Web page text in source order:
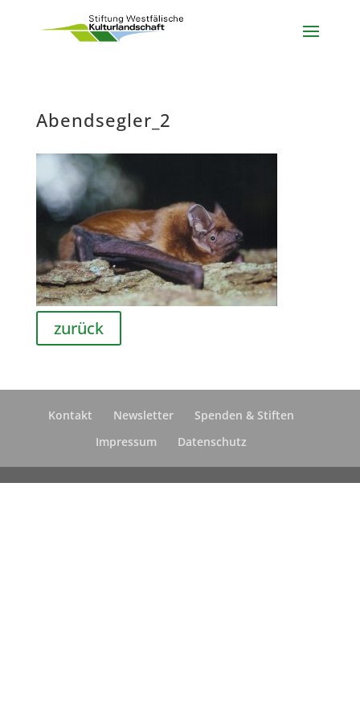
Abendsegler_2
zurück
Kontakt Newsletter
Spenden & Stiften
Impressum
Datenschutz